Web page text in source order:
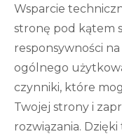
Wsparcie
stronę pod kątem
responsywności
ogólnego
czynniki, które
Twojej strony i
rozwiązania.